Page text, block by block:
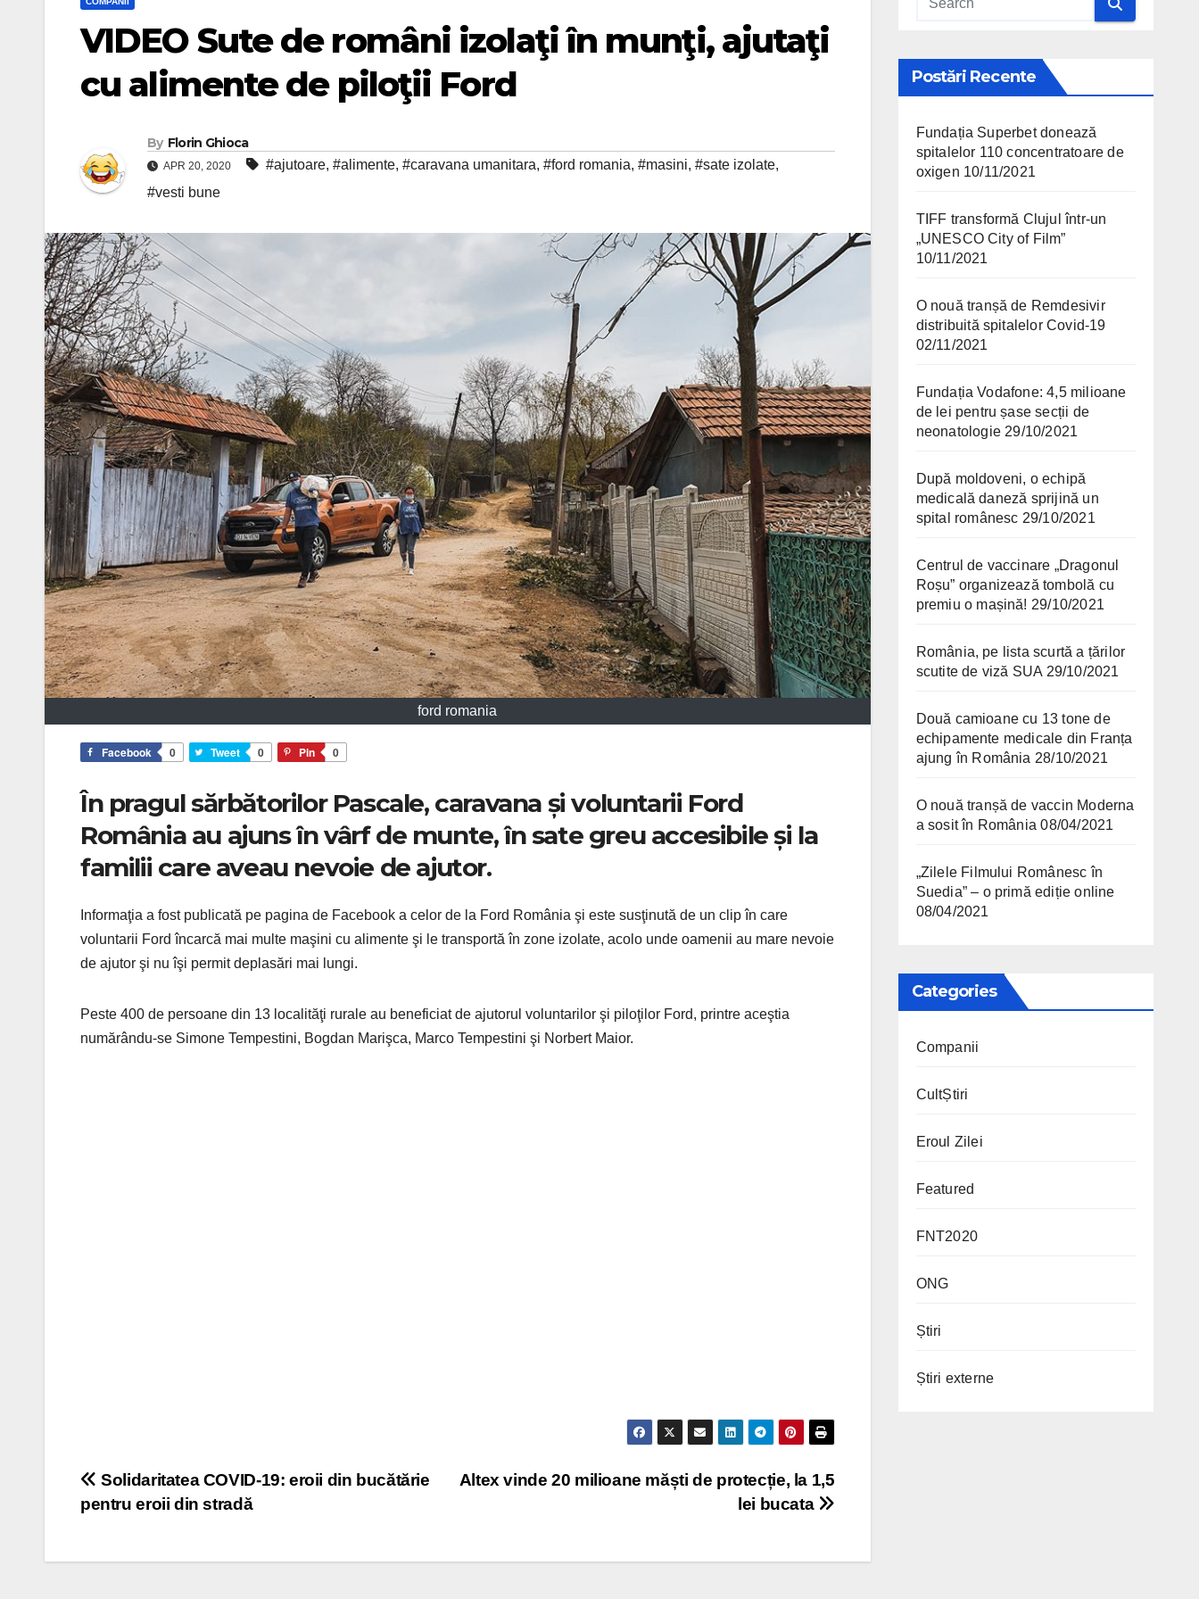
VIDEO Sute de români izolaţi în munţi, ajutaţi
cu alimente de piloţii Ford
By Florin Ghioca
APR 20, 2020 #ajutoare, #alimente, #caravana umanitara, #ford romania, #masini, #sate izolate,
#vesti bune
ford romania
Facebook 0 Tweet 0 Pin 0
În pragul sărbătorilor Pascale, caravana și voluntarii Ford
România au ajuns în vârf de munte, în sate greu accesibile și la
familii care aveau nevoie de ajutor.
Informaţia a fost publicată pe pagina de Facebook a celor de la Ford România şi este susţinută de un clip în care
voluntarii Ford încarcă mai multe maşini cu alimente şi le transportă în zone izolate, acolo unde oamenii au mare nevoie
de ajutor şi nu îşi permit deplasări mai lungi.
Peste 400 de persoane din 13 localităţi rurale au beneficiat de ajutorul voluntarilor şi piloţilor Ford, printre aceştia
numărându-se Simone Tempestini, Bogdan Marişca, Marco Tempestini şi Norbert Maior.
Post navigation
Altex vinde 20 milioane măști de protecție, la 1,5
lei bucata
Solidaritatea COVID-19: eroii din bucătărie
pentru eroii din stradă
Postări Recente
Fundația Superbet donează
spitalelor 110 concentratoare de
oxigen 10/11/2021
TIFF transformă Clujul într-un
„UNESCO City of Film”
10/11/2021
O nouă tranșă de Remdesivir
distribuită spitalelor Covid-19
02/11/2021
Fundația Vodafone: 4,5 milioane
de lei pentru șase secții de
neonatologie 29/10/2021
După moldoveni, o echipă
medicală daneză sprijină un
spital românesc 29/10/2021
Centrul de vaccinare „Dragonul
Roșu” organizează tombolă cu
premiu o mașină! 29/10/2021
România, pe lista scurtă a țărilor
scutite de viză SUA 29/10/2021
Două camioane cu 13 tone de
echipamente medicale din Franța
ajung în România 28/10/2021
O nouă tranșă de vaccin Moderna
a sosit în România 08/04/2021
„Zilele Filmului Românesc în
Suedia” – o primă ediție online
08/04/2021
Categories
Companii
CultȘtiri
Eroul Zilei
Featured
FNT2020
ONG
Știri
Știri externe